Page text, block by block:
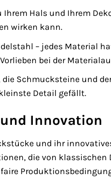
Ihrem Hals und Ihrem
wirken kann.
– jedes Material
bei der
die Schmucksteine und
Detail gefällt.
Innovation
und ihr
die von klassischen